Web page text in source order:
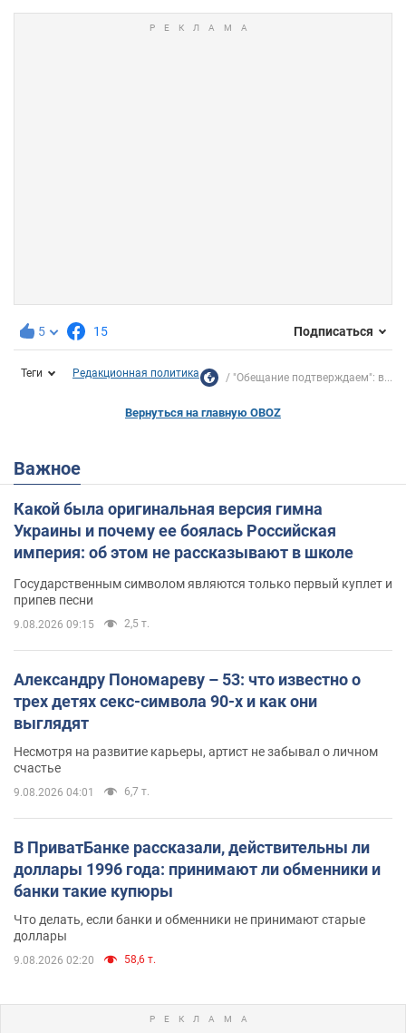
5 15 Подписаться
Теги Редакционная политика "Обещание подтверждаем": в...
Вернуться на главную OBOZ
Важное
Какой была оригинальная версия гимна
Украины и почему ее боялась Российская
империя: об этом не рассказывают в школе
Государственным символом являются только первый куплет и
припев песни
9.08.2026 09:15 2,5 т.
Александру Пономареву – 53: что известно о
трех детях секс-символа 90-х и как они
выглядят
Несмотря на развитие карьеры, артист не забывал о личном
счастье
9.08.2026 04:01 6,7 т.
В ПриватБанке рассказали, действительны ли
доллары 1996 года: принимают ли обменники и
банки такие купюры
Что делать, если банки и обменники не принимают старые
доллары
9.08.2026 02:20 58,6 т.